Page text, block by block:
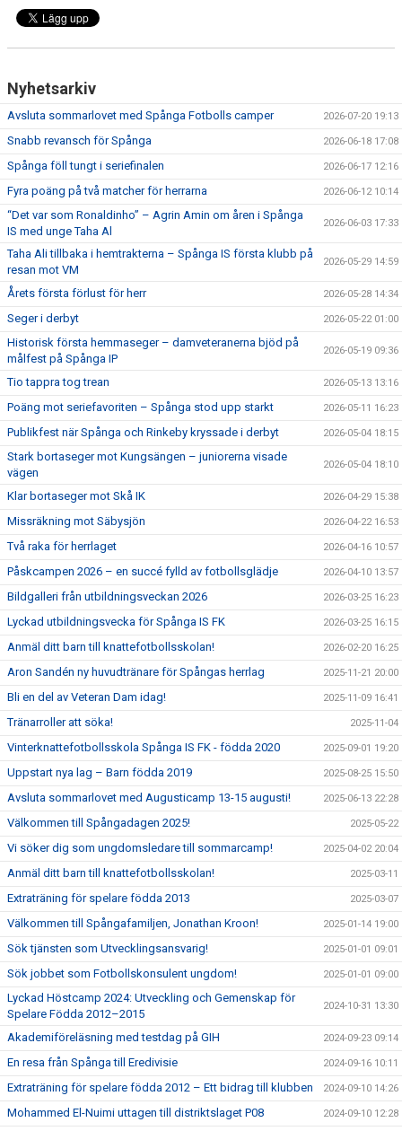
Nyhetsarkiv
Avsluta sommarlovet med Spånga Fotbolls camper 2026-07-20 19:13
Snabb revansch för Spånga 2026-06-18 17:08
Spånga föll tungt i seriefinalen 2026-06-17 12:16
Fyra poäng på två matcher för herrarna 2026-06-12 10:14
“Det var som Ronaldinho” – Agrin Amin om åren i Spånga
IS med unge Taha Al
2026-06-03 17:33
Taha Ali tillbaka i hemtrakterna – Spånga IS första klubb på
resan mot VM
2026-05-29 14:59
Årets första förlust för herr 2026-05-28 14:34
Seger i derbyt 2026-05-22 01:00
Historisk första hemmaseger – damveteranerna bjöd på
målfest på Spånga IP
2026-05-19 09:36
Tio tappra tog trean 2026-05-13 13:16
Poäng mot seriefavoriten – Spånga stod upp starkt 2026-05-11 16:23
Publikfest när Spånga och Rinkeby kryssade i derbyt 2026-05-04 18:15
Stark bortaseger mot Kungsängen – juniorerna visade
vägen
2026-05-04 18:10
Klar bortaseger mot Skå IK 2026-04-29 15:38
Missräkning mot Säbysjön 2026-04-22 16:53
Två raka för herrlaget 2026-04-16 10:57
Påskcampen 2026 – en succé fylld av fotbollsglädje 2026-04-10 13:57
Bildgalleri från utbildningsveckan 2026 2026-03-25 16:23
Lyckad utbildningsvecka för Spånga IS FK 2026-03-25 16:15
Anmäl ditt barn till knattefotbollsskolan! 2026-02-20 16:25
Aron Sandén ny huvudtränare för Spångas herrlag 2025-11-21 20:00
Bli en del av Veteran Dam idag! 2025-11-09 16:41
Tränarroller att söka! 2025-11-04
Vinterknattefotbollsskola Spånga IS FK - födda 2020 2025-09-01 19:20
Uppstart nya lag – Barn födda 2019 2025-08-25 15:50
Avsluta sommarlovet med Augusticamp 13-15 augusti! 2025-06-13 22:28
Välkommen till Spångadagen 2025! 2025-05-22
Vi söker dig som ungdomsledare till sommarcamp! 2025-04-02 20:04
Anmäl ditt barn till knattefotbollsskolan! 2025-03-11
Extraträning för spelare födda 2013 2025-03-07
Välkommen till Spångafamiljen, Jonathan Kroon! 2025-01-14 19:00
Sök tjänsten som Utvecklingsansvarig! 2025-01-01 09:01
Sök jobbet som Fotbollskonsulent ungdom! 2025-01-01 09:00
Lyckad Höstcamp 2024: Utveckling och Gemenskap för
Spelare Födda 2012–2015
2024-10-31 13:30
Akademiföreläsning med testdag på GIH 2024-09-23 09:14
En resa från Spånga till Eredivisie 2024-09-16 10:11
Extraträning för spelare födda 2012 – Ett bidrag till klubben 2024-09-10 14:26
Mohammed El-Nuimi uttagen till distriktslaget P08 2024-09-10 12:28